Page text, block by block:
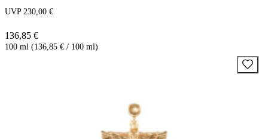
UVP 230,00 €
136,85 €
100 ml (136,85 € / 100 ml)